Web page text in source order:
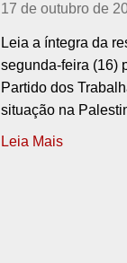
17 de outubro de
Leia a íntegra da
segunda-feira (16)
Partido dos
situação na
Leia Mais